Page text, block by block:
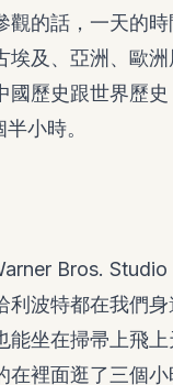
的話，一天的時
埃及、亞洲、歐
國歷史跟世界歷
小時。
Bros.
利波特都在我們
能坐在掃帚上飛
裡面逛了三個